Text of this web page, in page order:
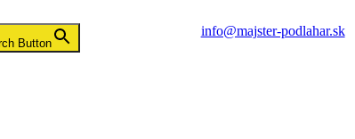
info@majster-podlahar.sk
Button